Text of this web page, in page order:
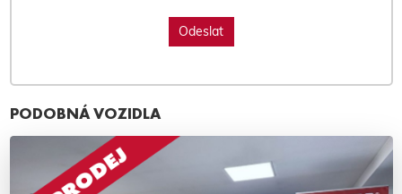
PODOBNÁ VOZIDLA